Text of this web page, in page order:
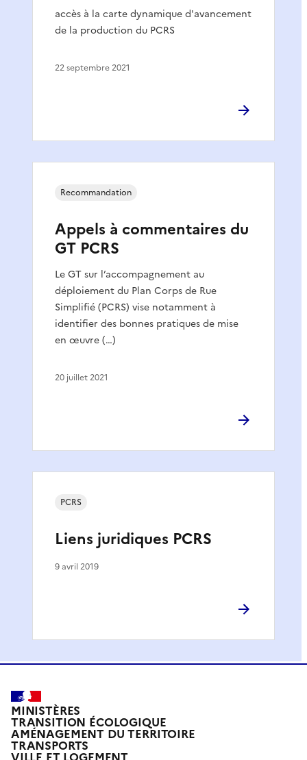
accès à la carte dynamique d'avancement
de la production du PCRS
22 septembre 2021
Appels à commentaires du
GT PCRS
Le GT sur l’accompagnement au
déploiement du Plan Corps de Rue
Simplifié (PCRS) vise notamment à
identifier des bonnes pratiques de mise
en œuvre (…)
Recommandation
20 juillet 2021
Liens juridiques PCRS
PCRS
9 avril 2019
MINISTÈRES
TRANSITION ÉCOLOGIQUE
AMÉNAGEMENT DU TERRITOIRE
TRANSPORTS